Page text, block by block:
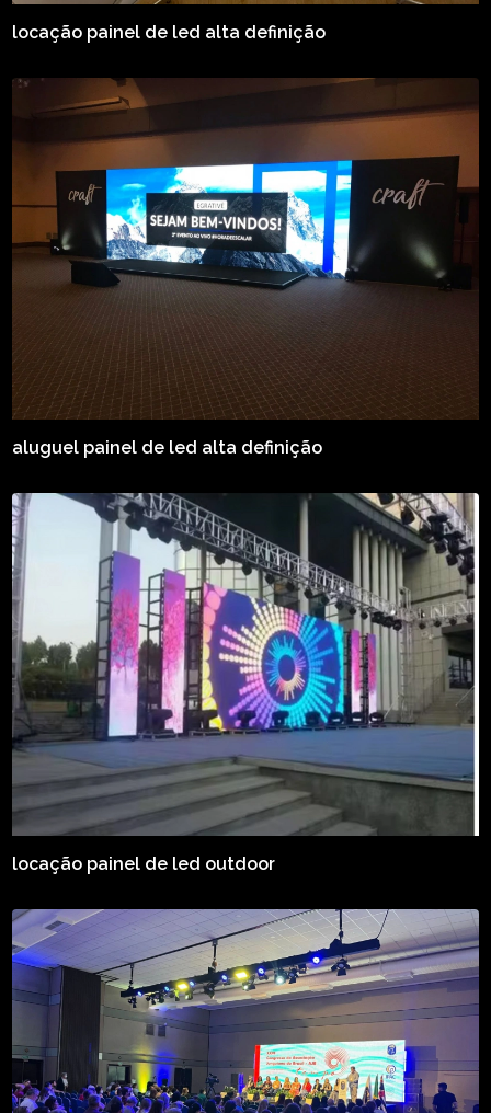
locação painel de led alta definição
aluguel painel de led alta definição
locação painel de led outdoor